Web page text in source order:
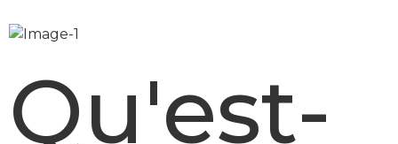
Qu'est-